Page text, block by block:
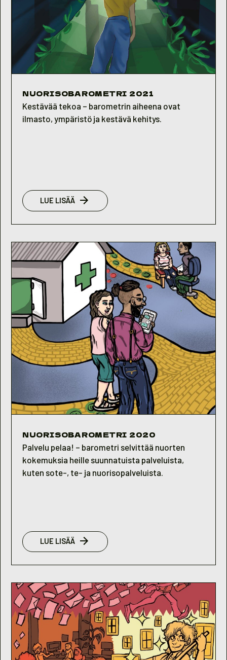
NUORISOBAROMETRI 2021
Kestävää tekoa – barometrin aiheena ovat
ilmasto, ympäristö ja kestävä kehitys.
LUE LISÄÄ:
NUORISOBAROMETRI
NUORISOBAROMETRI 2020
Palvelu pelaa! – barometri selvittää nuorten
kokemuksia heille suunnatuista palveluista,
kuten sote-, te- ja nuorisopalveluista.
LUE LISÄÄ:
NUORISOBAROMETRI